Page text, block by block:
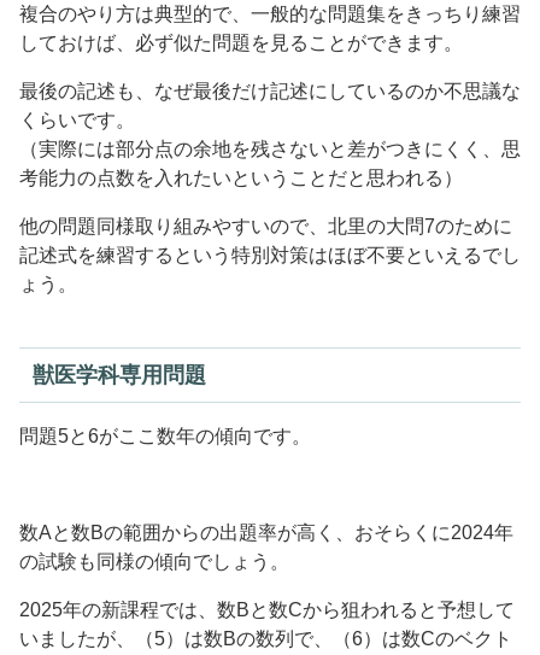
複合のやり方は典型的で、一般的な問題集をきっちり練習
しておけば、必ず似た問題を見ることができます。
最後の記述も、なぜ最後だけ記述にしているのか不思議な
くらいです。
（実際には部分点の余地を残さないと差がつきにくく、思
考能力の点数を入れたいということだと思われる）
他の問題同様取り組みやすいので、北里の大問7のために
記述式を練習するという特別対策はほぼ不要といえるでし
ょう。
獣医学科専用問題
問題5と6がここ数年の傾向です。
数Aと数Bの範囲からの出題率が高く、おそらくに2024年
の試験も同様の傾向でしょう。
2025年の新課程では、数Bと数Cから狙われると予想して
いましたが、（5）は数Bの数列で、（6）は数Cのベクト